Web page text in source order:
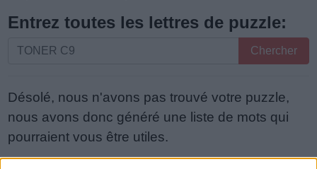
Entrez toutes les lettres de puzzle:
Entrez
lettres
de
puzzle:
Chercher
Désolé, nous n'avons pas trouvé votre puzzle,
nous avons donc généré une liste de mots qui
pourraient vous être utiles.